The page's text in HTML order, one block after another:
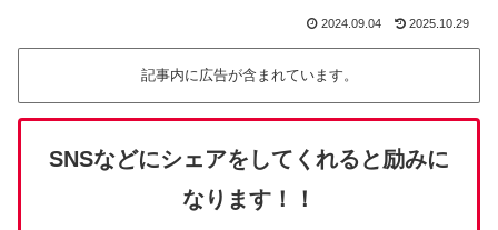
2024.09.04 2025.10.29
記事内に広告が含まれています。
SNSなどにシェアをしてくれると励みに
なります！！